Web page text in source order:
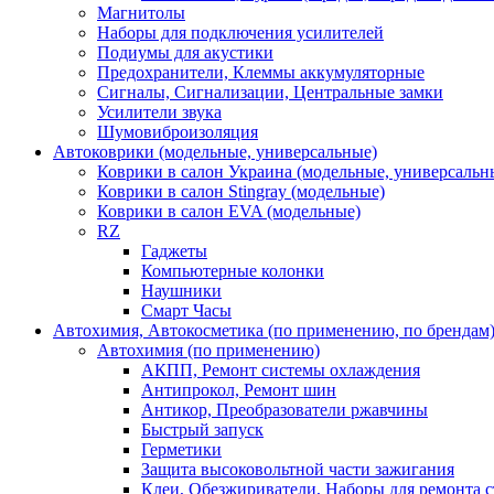
Магнитолы
Наборы для подключения усилителей
Подиумы для акустики
Предохранители, Клеммы аккумуляторные
Сигналы, Сигнализации, Центральные замки
Усилители звука
Шумовиброизоляция
Автоковрики (модельные, универсальные)
Коврики в салон Украина (модельные,
Коврики в салон Stingray (модельные)
Коврики в салон EVA (модельные)
RZ
Гаджеты
Компьютерные колонки
Наушники
Смарт Часы
Автохимия, Автокосметика (по применению, по брендам)
Автохимия (по применению)
АКПП, Ремонт системы охлаждения
Антипрокол, Ремонт шин
Антикор, Преобразователи ржавчины
Быстрый запуск
Герметики
Защита высоковольтной части зажигания
Клеи, Обезжириватели, Наборы для ремонта